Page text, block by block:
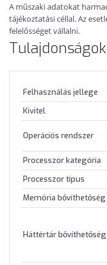
A műszaki adatokat
tájékoztatási céllal. Az
felelősséget vállalni.
Tulajdonságok
Felhasználás jellege
Kivitel
Operációs rendszer
Processzor kategória
Processzor típus
Memória bővíthetőség
Háttértár bővíthetőség